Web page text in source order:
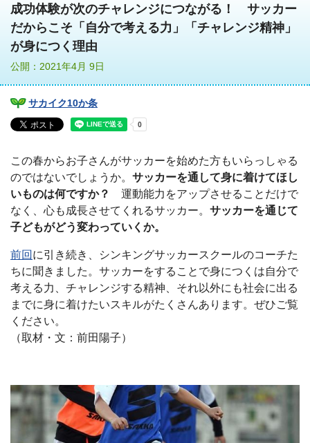
成功体験が次のチャレンジにつながる！ サッカー
だからこそ「自分で考える力」「チャレンジ精神」
が身につく理由
公開：2021年4月 9日
サカイク10か条
この春からお子さんがサッカーを始めた方もいらっしゃる
のではないでしょうか。 サッカーを通して身に着けてほし
いものは何ですか？
運動能力をアップさせることだけで
なく、心も成長させてくれるサッカー。 サッカーを通じて
子どもがどう変わっていくか。
前回 に引き続き、シンキングサッカースクールのコーチた
ちに聞きました。サッカーをすることで身につくは自分で
考える力、チャレンジする精神、それ以外にも社会に出る
までに身に着けたいスキルがたくさんあります。ぜひご覧
ください。
（取材・文：前田陽子）